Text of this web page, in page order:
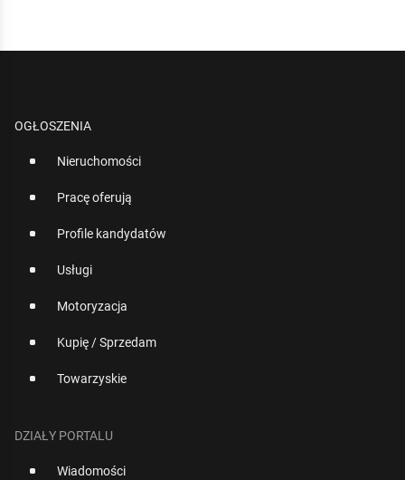
OGŁOSZENIA
Nieruchomości
Pracę oferują
Profile kandydatów
Usługi
Motoryzacja
Kupię / Sprzedam
Towarzyskie
DZIAŁY PORTALU
Wiadomości